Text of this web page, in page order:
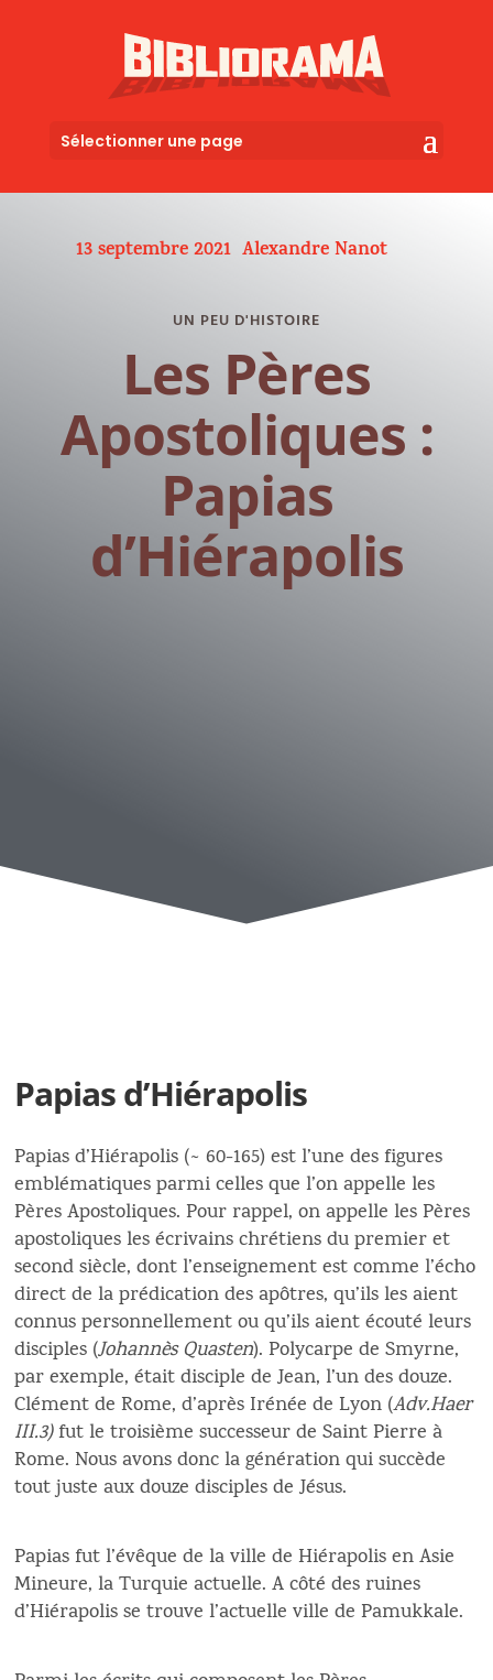
Sélectionner une page
13 septembre 2021 Alexandre Nanot
UN PEU D'HISTOIRE
Les Pères
Apostoliques :
Papias
d’Hiérapolis
Papias d’Hiérapolis
Papias d’Hiérapolis (~ 60-165) est l’une des figures
emblématiques parmi celles que l’on appelle les
Pères Apostoliques. Pour rappel, on appelle les Pères
apostoliques les écrivains chrétiens du premier et
second siècle, dont l’enseignement est comme l’écho
direct de la prédication des apôtres, qu’ils les aient
connus personnellement ou qu’ils aient écouté leurs
disciples (Johannès Quasten). Polycarpe de Smyrne,
par exemple, était disciple de Jean, l’un des douze.
Clément de Rome, d’après Irénée de Lyon (Adv.Haer
III.3)fut le troisième successeur de Saint Pierre à
Rome. Nous avons donc la génération qui succède
tout juste aux douze disciples de Jésus.
Papias fut l’évêque de la ville de Hiérapolis en Asie
Mineure, la Turquie actuelle. A côté des ruines
d’Hiérapolis se trouve l’actuelle ville de Pamukkale.